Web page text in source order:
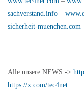
sachverstand.info –
sicherheit-muenchen.com
Alle unsere NEWS ->
https://x.com/tec4net